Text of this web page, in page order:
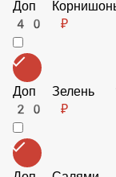
40 ₽
Доп Зелень 10 гр
20 ₽